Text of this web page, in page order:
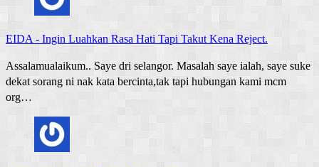
EIDA - Ingin Luahkan Rasa Hati Tapi Takut Kena Reject.
Assalamualaikum.. Saye dri selangor. Masalah saye ialah, saye suke
dekat sorang ni nak kata bercinta,tak tapi hubungan kami mcm
org…